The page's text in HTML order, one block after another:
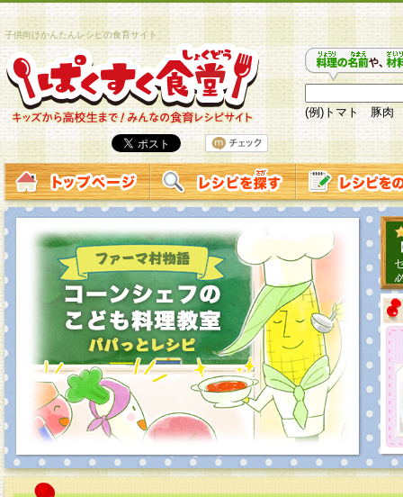
子供向けかんたんレシピの食育サイト
(例)トマト 豚肉